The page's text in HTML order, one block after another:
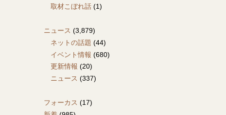
取材こぼれ話(1)
ニュース (3,879)
ネットの話題 (44)
イベント情報 (680)
更新情報 (20)
ニュース (337)
フォーカス (17)